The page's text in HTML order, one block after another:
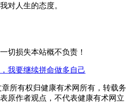
对人生的态度。
切损失本站概不负责！
我要继续拼命做多自己
所有权归健康有术网所有，转载务
原作者观点，不代表健康有术网立